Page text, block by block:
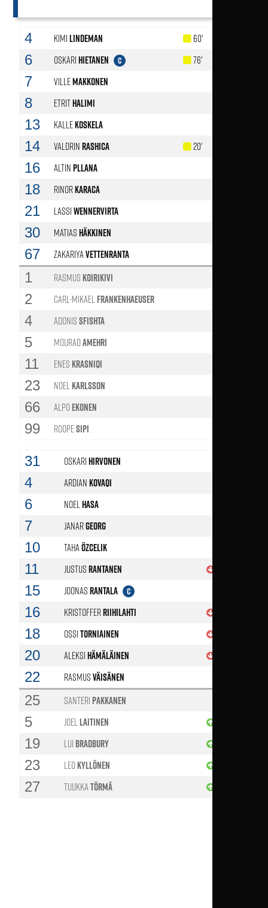
31 OskariHirvonen
4 ArdianKovaqi
6 NoelHasa
7 JanarGeorg
10 TahaÖzcelik
11 JustusRantanen
15 JoonasRantala C
16 KristofferRiihilahti
18 OssiTorniainen
20 AleksiHämäläinen
22 RasmusVäisänen
25 SanteriPakkanen
5 JoelLaitinen
19 LuiBradbury
23 LeoKyllönen
27 TuukkaTörmä
4 KimiLindeman 60'
6 OskariHietanen C 76'
7 VilleMakkonen
8 EtritHalimi
13 KalleKoskela
14 ValdrinRashica 20'
16 AltinPllana
18 RinorKaraca
21 LassiWennervirta
30 MatiasHäkkinen
67 ZakariyaVettenranta
1 RasmusKoirikivi
2 Carl-MikaelFrankenhaeuser
4 AdonisSfishta
5 MouradAmehri
11 EnesKrasniqi
23 NoelKarlsson
66 AlpoEkonen
99 RoopeSipi